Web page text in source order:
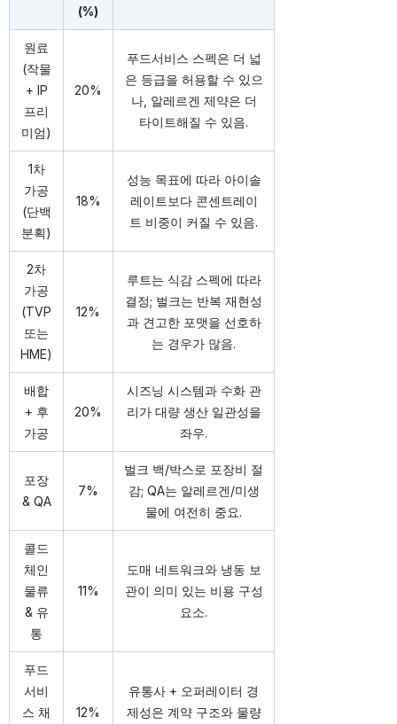
(%)
원료
(작물
+ IP
프리
미엄)
20%
푸드서비스 스펙은 더 넓
은 등급을 허용할 수 있으
나, 알레르겐 제약은 더
타이트해질 수 있음.
1차
가공
(단백
분획)
18%
성능 목표에 따라 아이솔
레이트보다 콘센트레이
트 비중이 커질 수 있음.
2차
가공
(TVP
또는
HME)
12%
루트는 식감 스펙에 따라
결정; 벌크는 반복 재현성
과 견고한 포맷을 선호하
는 경우가 많음.
배합
+ 후
가공
20%
시즈닝 시스템과 수화 관
리가 대량 생산 일관성을
좌우.
포장
& QA
7%
벌크 백/박스로 포장비 절
감; QA는 알레르겐/미생
물에 여전히 중요.
콜드
체인
물류
& 유
통
11%
도매 네트워크와 냉동 보
관이 의미 있는 비용 구성
요소.
푸드
서비
스 채
12%
유통사 + 오퍼레이터 경
제성은 계약 구조와 물량